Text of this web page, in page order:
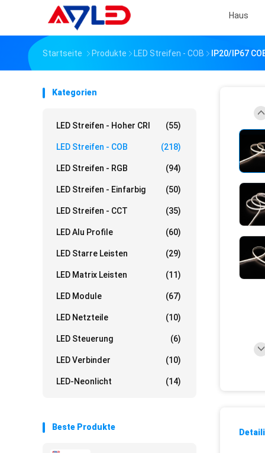
Haus
Startseite Produkte LED Streifen - COB IP20/IP67
Kategorien
LED Streifen - Hoher CRI (55)
LED Streifen - COB (218)
LED Streifen - RGB (94)
LED Streifen - Einfarbig (50)
LED Streifen - CCT (35)
LED Alu Profile (60)
LED Starre Leisten (29)
LED Matrix Leisten (11)
LED Module (67)
LED Netzteile (10)
LED Steuerung (6)
LED Verbinder (10)
LED-Neonlicht (14)
Beste Produkte